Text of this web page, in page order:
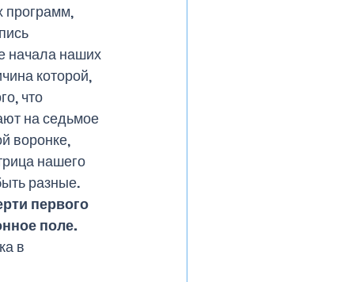
программ,
начала наших
которой,
что
на седьмое
воронке,
нашего
разные.
первого
поле.
в